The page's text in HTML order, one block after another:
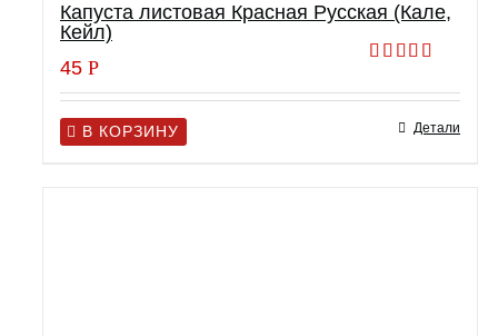
Капуста листовая Красная Русская (Кале,
Кейл)
5.00из 5
45 Р
В КОРЗИНУ Детали